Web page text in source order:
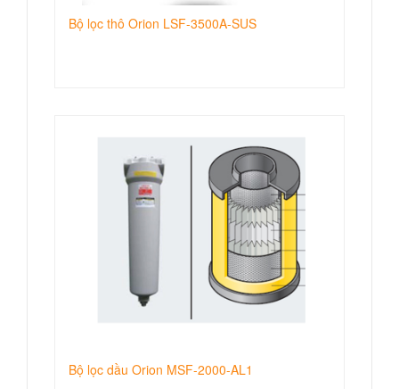
Bộ lọc thô Orion LSF-3500A-SUS
Bộ lọc dầu Orion MSF-2000-AL1